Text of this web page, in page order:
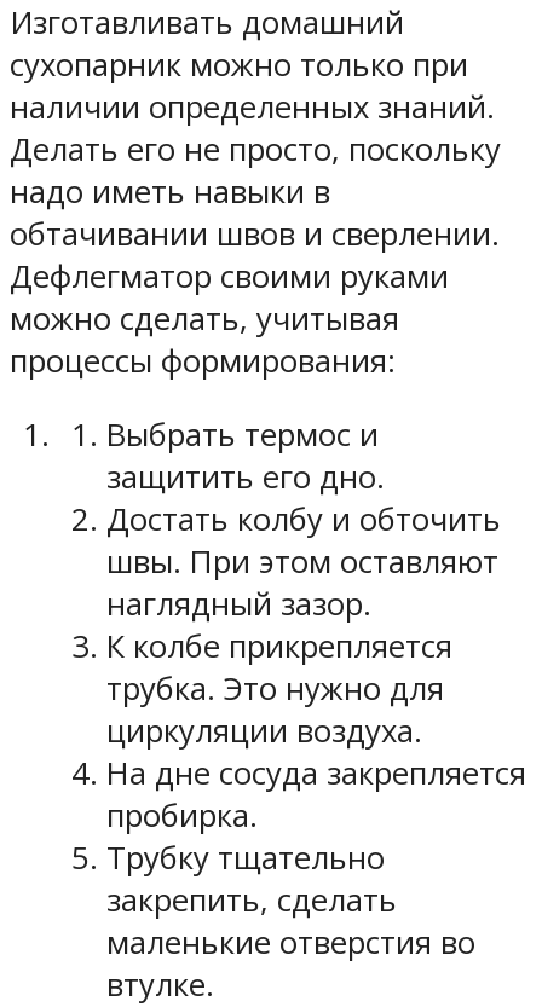
Изготавливать домашний
сухопарник можно только при
наличии определенных знаний.
Делать его не просто, поскольку
надо иметь навыки в
обтачивании швов и сверлении.
Дефлегматор своими руками
можно сделать, учитывая
процессы формирования:
Выбрать термос и
защитить его дно.
Достать колбу и обточить
швы. При этом оставляют
наглядный зазор.
К колбе прикрепляется
трубка. Это нужно для
циркуляции воздуха.
На дне сосуда закрепляется
пробирка.
Трубку тщательно
закрепить, сделать
маленькие отверстия во
втулке.